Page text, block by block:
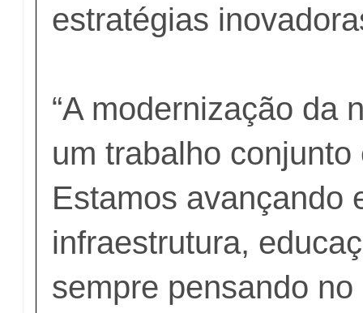
estratégias
“A modernização da
um trabalho
Estamos avançando
infraestrutura,
sempre pensando